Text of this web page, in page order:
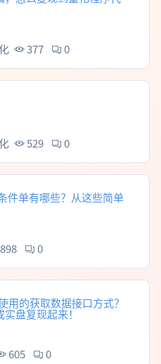
377 0
529 0
件单有哪些？从这些简单
898 0
用的获取数据接口方式？
盘复现起来！
605 0